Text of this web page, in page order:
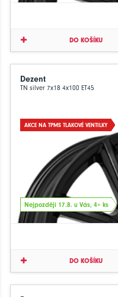
DO KOŠÍKU
Dezent
TN silver 7x18 4x100 ET45
AKCE NA TPMS TLAKOVÉ VENTILKY
Nejpozději 17.8. u Vás, 4+ ks
DO KOŠÍKU